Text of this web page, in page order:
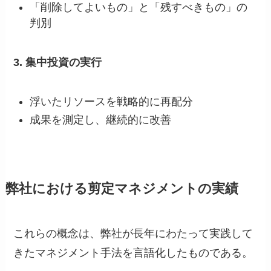
「削除してよいもの」と「残すべきもの」の
判別
3. 集中投資の実行
浮いたリソースを戦略的に再配分
成果を測定し、継続的に改善
弊社における剪定マネジメントの実績
これらの概念は、弊社が長年にわたって実践して
きたマネジメント手法を言語化したものである。